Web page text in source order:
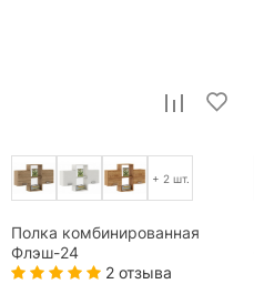
+ 2 шт.
Полка комбинированная
Флэш-24
2 отзыва